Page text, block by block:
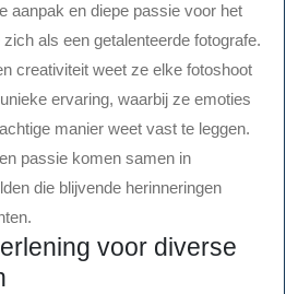
aanpak en diepe passie voor het
als een getalenteerde fotografe.
creativiteit weet ze elke fotoshoot
ervaring, waarbij ze emoties
manier weet vast te leggen.
passie komen samen in
die blijvende herinneringen
voor diverse